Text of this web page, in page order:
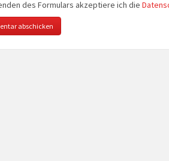
des Formulars akzeptiere ich die